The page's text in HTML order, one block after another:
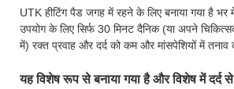
UTK हीटिंग पैड जगह में रहने के लिए बनाया गया है
उपयोग के लिए सिर्फ 30 मिनट दैनिक (या अपने
में) रक्त प्रवाह और दर्द को कम और मांसपेशियों में तनाव
यह विशेष रूप से बनाया गया है और विशेष में दर्द